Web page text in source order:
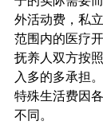
外活动费，私
范围内的医疗
抚养人双方按
入多的多承担
特殊生活费因
不同。